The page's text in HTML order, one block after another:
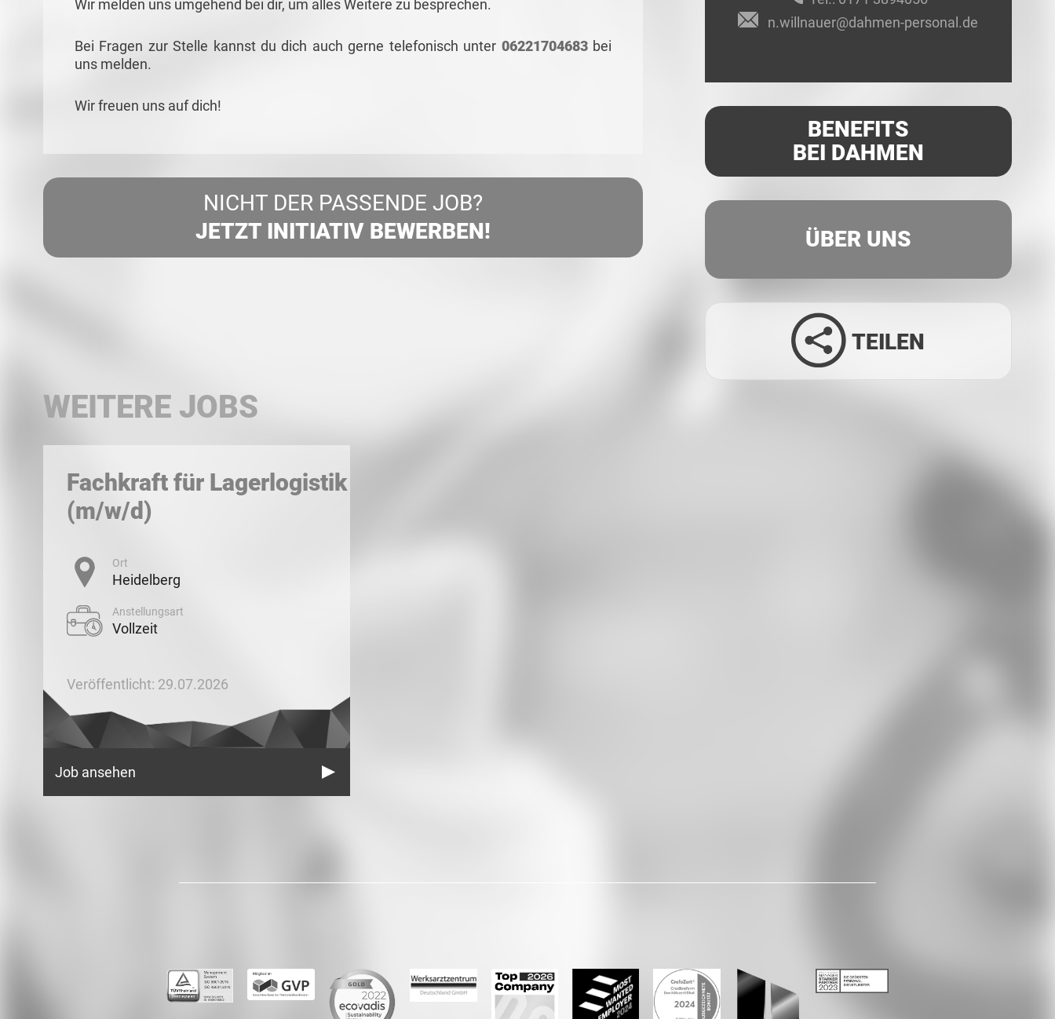
Wir melden uns umgehend bei dir, um alles Weitere zu besprechen.
Bei Fragen zur Stelle kannst du dich auch gerne telefonisch unter 06221704683 bei
uns melden.
Wir freuen uns auf dich!
NICHT DER PASSENDE JOB?
JETZT INITIATIV BEWERBEN!
n.willnauer@dahmen-personal.de
BENEFITS
BEI DAHMEN
ÜBER UNS
TEILEN
WEITERE JOBS
Fachkraft für Lagerlogistik
(m/w/d)
Ort
Heidelberg
Anstellungsart
Vollzeit
Veröffentlicht: 29.07.2026
Job ansehen